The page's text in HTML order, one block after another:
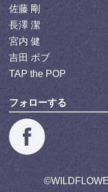
佐藤 剛
長澤 潔
宮内 健
吉田 ボブ
TAP the POP
フォローする
©